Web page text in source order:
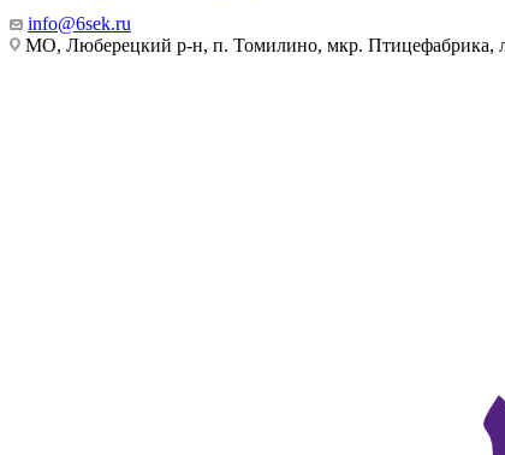
info@6sek.ru
МО, Люберецкий р-н, п. Томилино, мкр. Птицефабрика,